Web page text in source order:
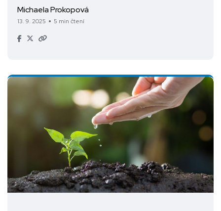
Michaela Prokopová
13. 9. 2025 5 min čtení